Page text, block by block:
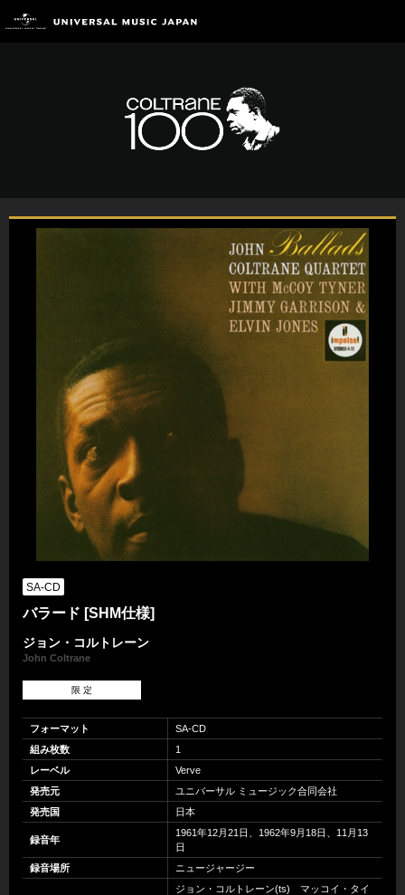
SA-CD
バラード [SHM仕様]
ジョン・コルトレーン
John Coltrane
限 定
フォーマット
SA-CD
組み枚数
1
レーベル
Verve
発売元
ユニバーサル ミュージック合同会社
発売国
日本
録音年
1961年12月21日、1962年9月18日、11月13
日
録音場所
ニュージャージー
ジョン・コルトレーン(ts) マッコイ・タイ